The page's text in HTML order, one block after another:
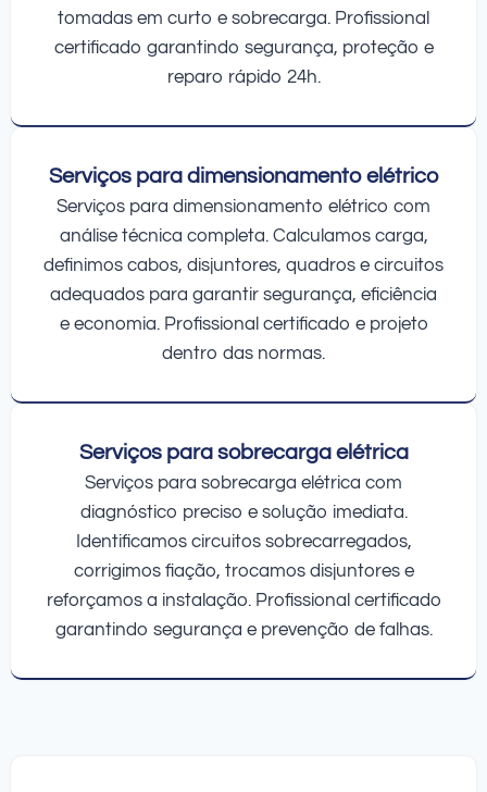
tomadas em curto e sobrecarga. Profissional
certificado garantindo segurança, proteção e
reparo rápido 24h.
Serviços para dimensionamento elétrico
Serviços para dimensionamento elétrico com
análise técnica completa. Calculamos carga,
definimos cabos, disjuntores, quadros e circuitos
adequados para garantir segurança, eficiência
e economia. Profissional certificado e projeto
dentro das normas.
Serviços para sobrecarga elétrica
Serviços para sobrecarga elétrica com
diagnóstico preciso e solução imediata.
Identificamos circuitos sobrecarregados,
corrigimos fiação, trocamos disjuntores e
reforçamos a instalação. Profissional certificado
garantindo segurança e prevenção de falhas.